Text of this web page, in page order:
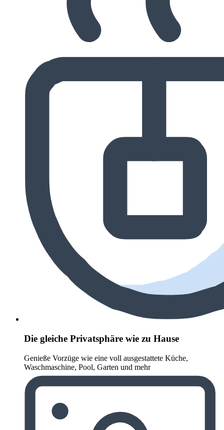
Die gleiche Privatsphäre wie zu Hause
Genieße Vorzüge wie eine voll ausgestattete Küche,
Waschmaschine, Pool, Garten und mehr